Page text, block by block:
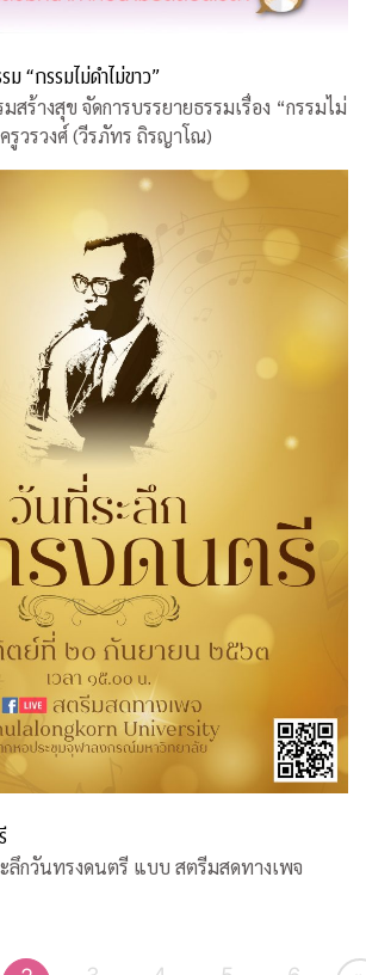
“กรรมไม่ดำไม่ขาว”
สร้างสุข จัดการบรรยายธรรมเรื่อง “กรรมไม่
รูวรวงศ์ (วีรภัทร ถิรญาโณ)
ลึกวันทรงดนตรี แบบ สตรีมสดทางเพจ